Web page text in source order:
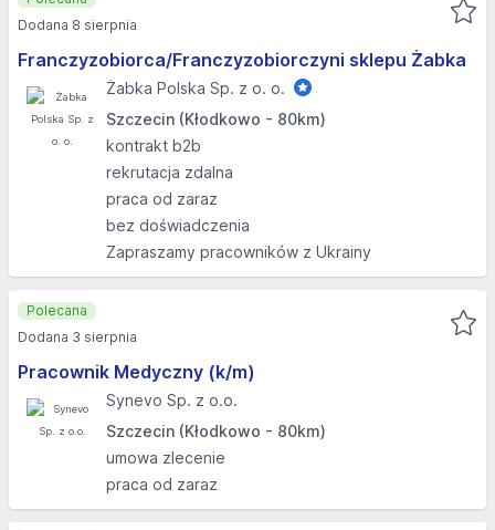
Franczyzobiorca/Franczyzobiorczyni sklepu Żabka
Żabka Polska Sp. z o. o.
Szczecin (Kłodkowo - 80km)
kontrakt b2b
rekrutacja zdalna
praca od zaraz
bez doświadczenia
Zapraszamy pracowników z Ukrainy
Dodana 8 sierpnia
Pracownik Medyczny (k/m)
Synevo Sp. z o.o.
Szczecin (Kłodkowo - 80km)
umowa zlecenie
praca od zaraz
Polecana
Dodana 3 sierpnia